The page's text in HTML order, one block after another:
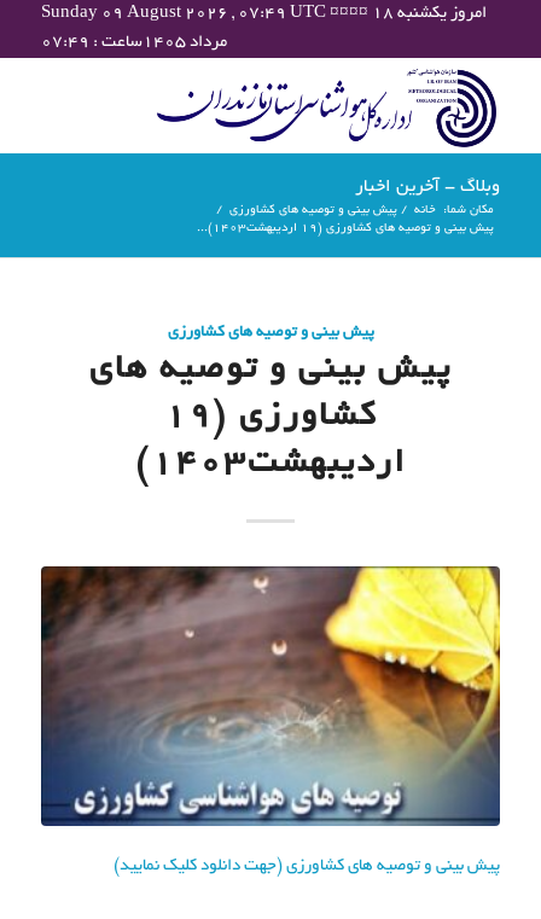
Sunday 09 August 2026 , 07:49 UTC ¤¤¤¤ امروز یکشنبه ۱۸
مرداد ۱۴۰۵ساعت : ۰۷:۴۹
وبلاگ - آخرین اخبار
مکان شما: خانه / پیش بینی و توصیه های کشاورزی /
پیش بینی و توصیه های کشاورزی (19 اردیبهشت۱۴۰۳)...
پیش بینی و توصیه های کشاورزی
پیش بینی و توصیه های
کشاورزی (19
اردیبهشت۱۴۰۳)
پیش بینی و توصیه های کشاورزی (جهت دانلود کلیک نمایید)